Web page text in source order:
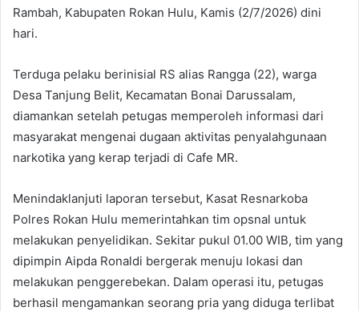
Rambah, Kabupaten Rokan Hulu, Kamis (2/7/2026) dini
hari.
Terduga pelaku berinisial RS alias Rangga (22), warga
Desa Tanjung Belit, Kecamatan Bonai Darussalam,
diamankan setelah petugas memperoleh informasi dari
masyarakat mengenai dugaan aktivitas penyalahgunaan
narkotika yang kerap terjadi di Cafe MR.
Menindaklanjuti laporan tersebut, Kasat Resnarkoba
Polres Rokan Hulu memerintahkan tim opsnal untuk
melakukan penyelidikan. Sekitar pukul 01.00 WIB, tim yang
dipimpin Aipda Ronaldi bergerak menuju lokasi dan
melakukan penggerebekan. Dalam operasi itu, petugas
berhasil mengamankan seorang pria yang diduga terlibat